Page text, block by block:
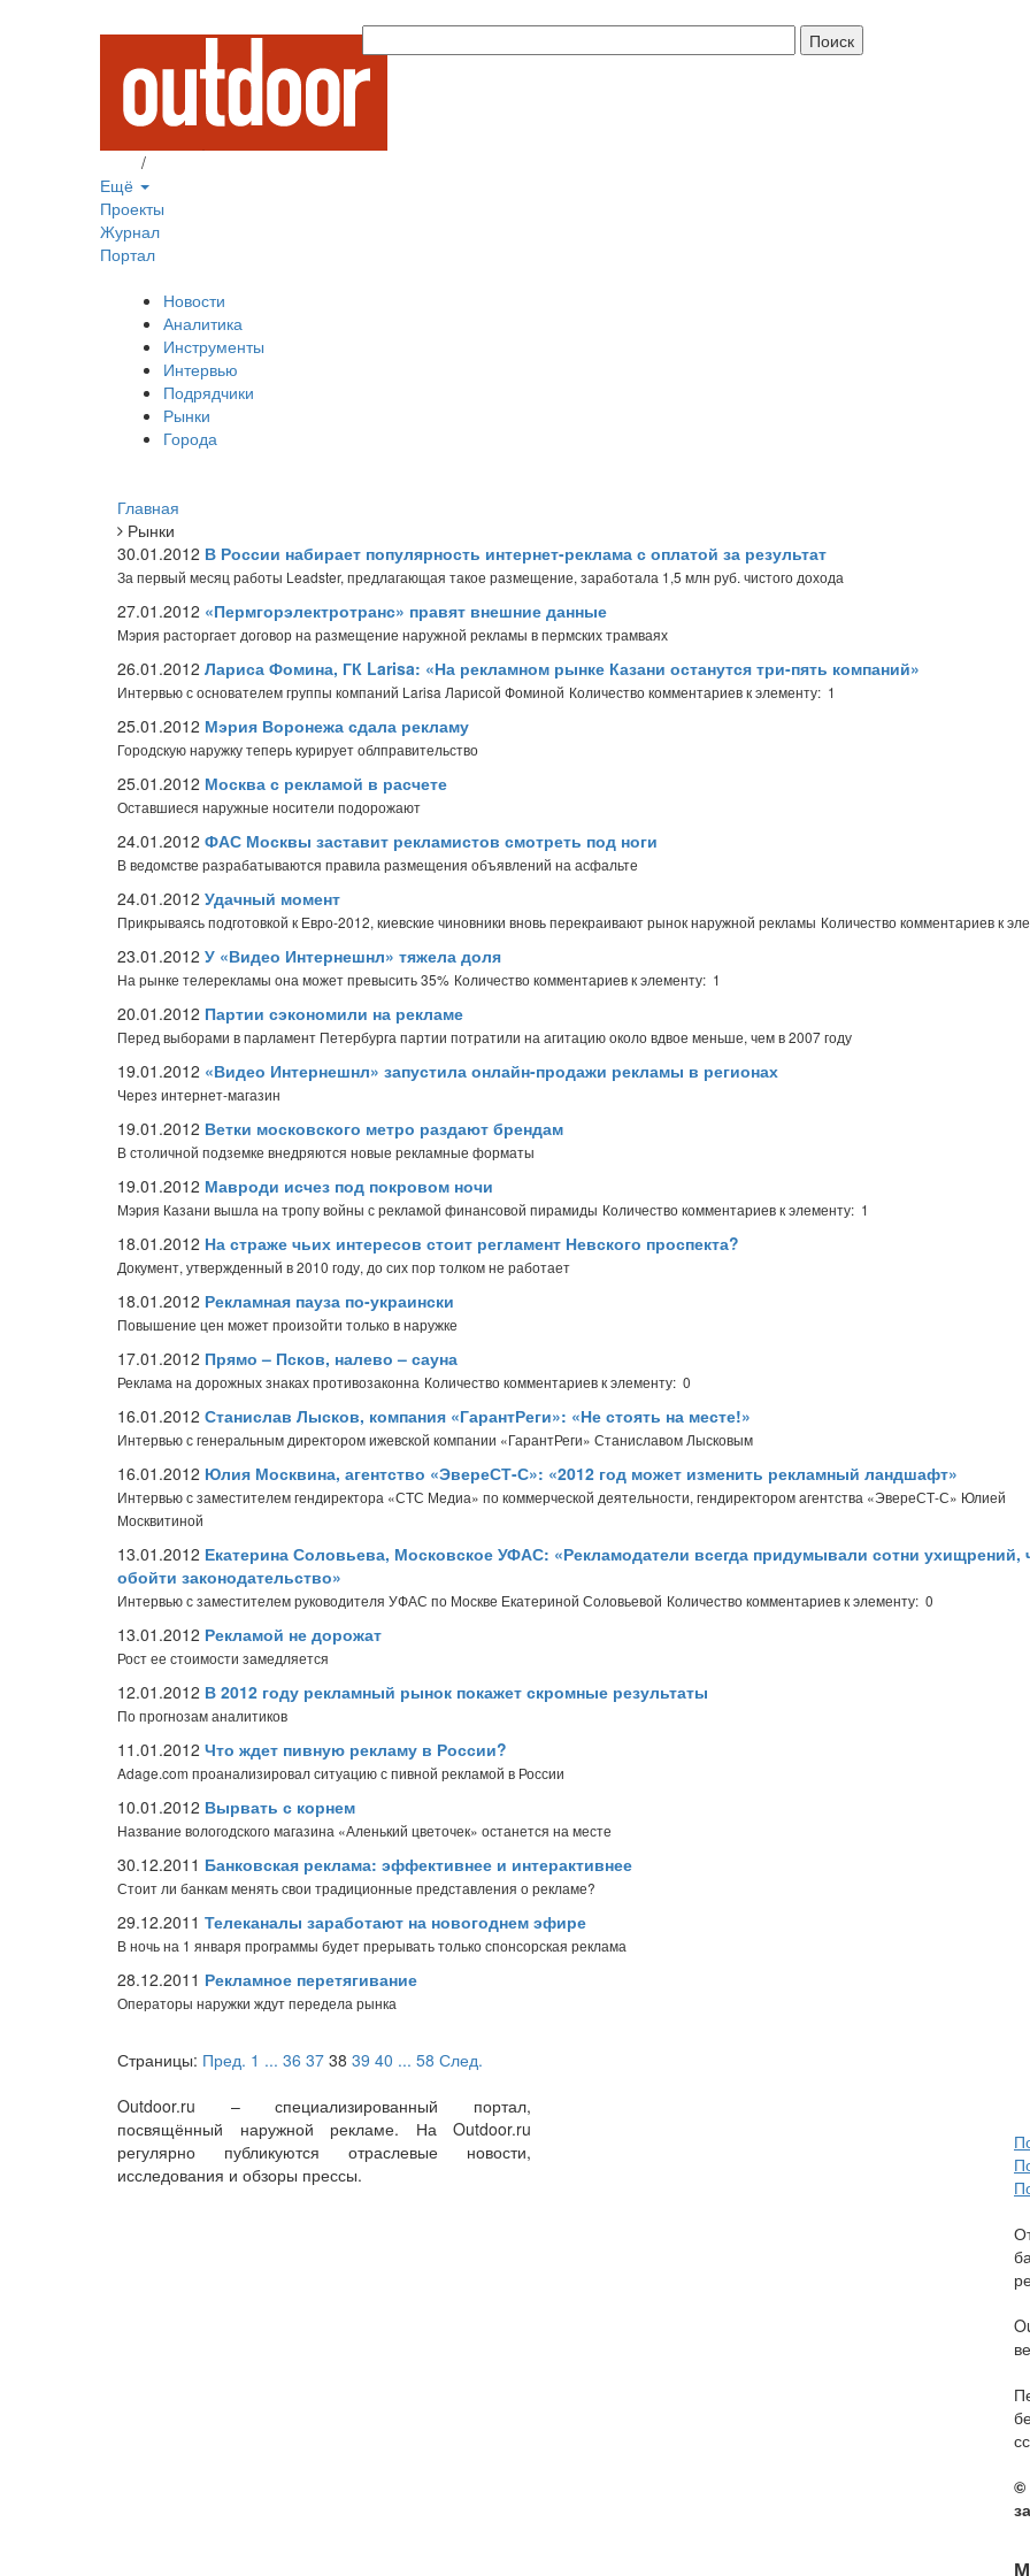
/
Ещё
Проекты
Журнал
Портал
Новости
Аналитика
Инструменты
Интервью
Подрядчики
Рынки
Города
Главная
Рынки
30.01.2012 В России набирает популярность интернет-реклама с оплатой за результат
За первый месяц работы Leadster, предлагающая такое размещение, заработала 1,5 млн руб. чистого дохода
27.01.2012 «Пермгорэлектротранс» правят внешние данные
Мэрия расторгает договор на размещение наружной рекламы в пермских трамваях
26.01.2012 Лариса Фомина, ГК Larisa: «На рекламном рынке Казани останутся три-пять компаний»
Интервью с основателем группы компаний Larisa Ларисой Фоминой Количество комментариев к элементу: 1
25.01.2012 Мэрия Воронежа сдала рекламу
Городскую наружку теперь курирует облправительство
25.01.2012 Москва с рекламой в расчете
Оставшиеся наружные носители подорожают
24.01.2012 ФАС Москвы заставит рекламистов смотреть под ноги
В ведомстве разрабатываются правила размещения объявлений на асфальте
24.01.2012 Удачный момент
Прикрываясь подготовкой к Евро-2012, киевские чиновники вновь перекраивают рынок наружной рекламы Количество комментариев к
23.01.2012 У «Видео Интернешнл» тяжела доля
На рынке телерекламы она может превысить 35% Количество комментариев к элементу: 1
20.01.2012 Партии сэкономили на рекламе
Перед выборами в парламент Петербурга партии потратили на агитацию около вдвое меньше, чем в 2007 году
19.01.2012 «Видео Интернешнл» запустила онлайн-продажи рекламы в регионах
Через интернет-магазин
19.01.2012 Ветки московского метро раздают брендам
В столичной подземке внедряются новые рекламные форматы
19.01.2012 Мавроди исчез под покровом ночи
Мэрия Казани вышла на тропу войны с рекламой финансовой пирамиды Количество комментариев к элементу: 1
18.01.2012 На страже чьих интересов стоит регламент Невского проспекта?
Документ, утвержденный в 2010 году, до сих пор толком не работает
18.01.2012 Рекламная пауза по-украински
Повышение цен может произойти только в наружке
17.01.2012 Прямо – Псков, налево – сауна
Реклама на дорожных знаках противозаконна Количество комментариев к элементу: 0
16.01.2012 Станислав Лысков, компания «Гарант­Реги»: «Не стоять на месте!»
Интервью с генеральным директором ижевской компании «Гарант­Реги» Станиславом Лысковым
16.01.2012 Юлия Москвина, агентство «ЭвереСТ-С»: «2012 год может изменить рекламный ландшафт»
Интервью с заместителем гендиректора «СТС Медиа» по коммерческой деятельности, гендиректором агентства «ЭвереСТ-С» Юлией
Москвитиной
13.01.2012 Екатерина Соловьева, Московское УФАС: «Рекламодатели всегда придумывали сотни ухищрений,
обойти законодательство»
Интервью с заместителем руководителя УФАС по Москве Екатериной Соловьевой Количество комментариев к элементу: 0
13.01.2012 Рекламой не дорожат
Рост ее стоимости замедляется
12.01.2012 В 2012 году рекламный рынок покажет скромные результаты
По прогнозам аналитиков
11.01.2012 Что ждет пивную рекламу в России?
Adage.com проанализировал ситуацию с пивной рекламой в России
10.01.2012 Вырвать с корнем
Название вологодского магазина «Аленький цветочек» останется на месте
30.12.2011 Банковская реклама: эффективнее и интерактивнее
Стоит ли банкам менять свои традиционные представления о рекламе?
29.12.2011 Телеканалы заработают на новогоднем эфире
В ночь на 1 января программы будет прерывать только спонсорская реклама
28.12.2011 Рекламное перетягивание
Операторы наружки ждут передела рынка
Страницы: Пред. 1 ... 36 37 38 39 40 ... 58 След.
Outdoor.ru – специализированный портал,
посвящённый наружной рекламе. На Outdoor.ru
регулярно публикуются отраслевые новости,
исследования и обзоры прессы.